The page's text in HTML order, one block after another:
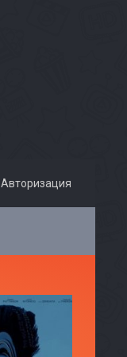
Авторизация